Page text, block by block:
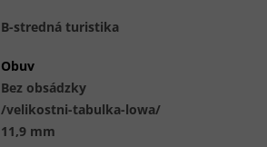
B-stredná turistika
Obuv
Bez obsádzky
/velikostni-tabulka-lowa/
11,9 mm